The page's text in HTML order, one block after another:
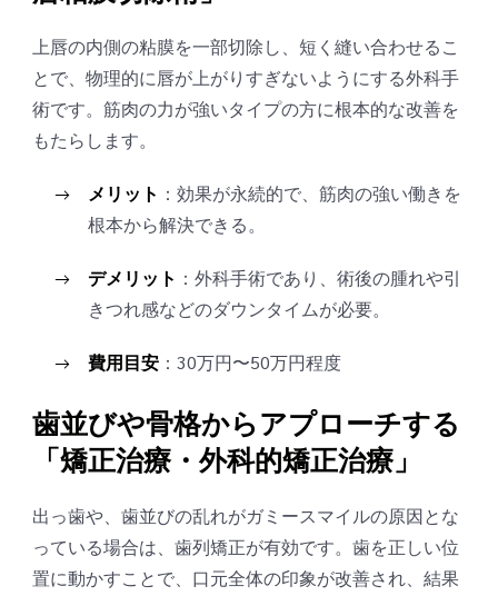
上唇の内側の粘膜を一部切除し、短く縫い合わせるこ
とで、物理的に唇が上がりすぎないようにする外科手
術です。筋肉の力が強いタイプの方に根本的な改善を
もたらします。
メリット ：効果が永続的で、筋肉の強い働きを
根本から解決できる。
デメリット ：外科手術であり、術後の腫れや引
きつれ感などのダウンタイムが必要。
費用目安 ：30万円〜50万円程度
歯並びや骨格からアプローチする
「矯正治療・外科的矯正治療」
出っ歯や、歯並びの乱れがガミースマイルの原因とな
っている場合は、歯列矯正が有効です。歯を正しい位
置に動かすことで、口元全体の印象が改善され、結果